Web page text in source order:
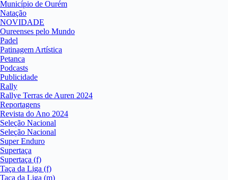
Município de Ourém
Natação
NOVIDADE
Oureenses pelo Mundo
Padel
Patinagem Artística
Petanca
Podcasts
Publicidade
Rally
Rallye Terras de Auren 2024
Reportagens
Revista do Ano 2024
Seleção Nacional
Seleção Nacional
Super Enduro
Supertaça
Supertaça (f)
Taça da Liga (f)
Taça da Liga (m)